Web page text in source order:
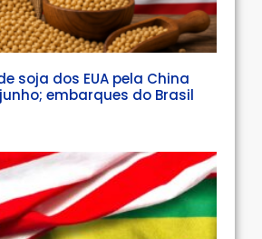
soja dos EUA pela China
embarques do Brasil